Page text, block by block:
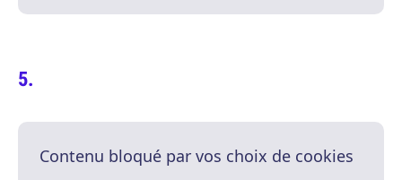
Contenu bloqué par vos choix de cookies